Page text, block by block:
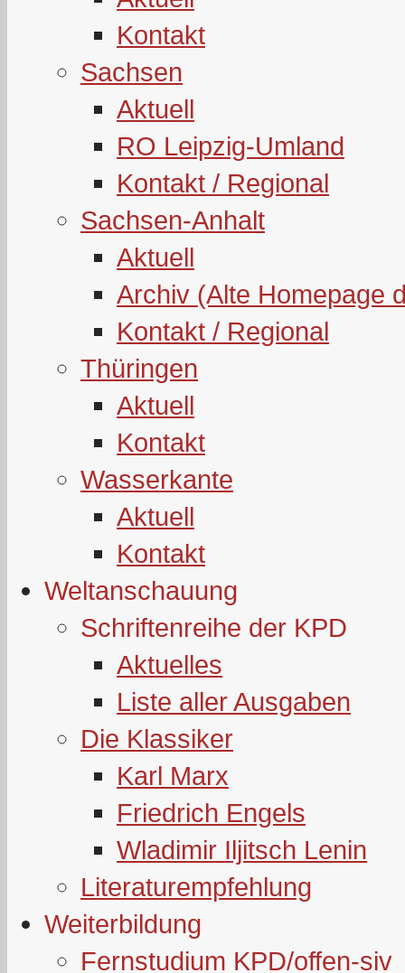
Kontakt
Sachsen
Aktuell
RO Leipzig-Umland
Kontakt / Regional
Sachsen-Anhalt
Aktuell
Archiv (Alte Homepage
Kontakt / Regional
Thüringen
Aktuell
Kontakt
Wasserkante
Aktuell
Kontakt
Weltanschauung
Schriftenreihe der KPD
Aktuelles
Liste aller Ausgaben
Die Klassiker
Karl Marx
Friedrich Engels
Wladimir Iljitsch Lenin
Literaturempfehlung
Weiterbildung
Fernstudium KPD/offen-siv